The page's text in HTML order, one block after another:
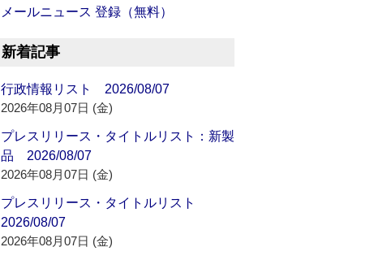
メールニュース 登録（無料）
新着記事
行政情報リスト 2026/08/07
2026年08月07日 (金)
プレスリリース・タイトルリスト：新製
品 2026/08/07
2026年08月07日 (金)
プレスリリース・タイトルリスト
2026/08/07
2026年08月07日 (金)